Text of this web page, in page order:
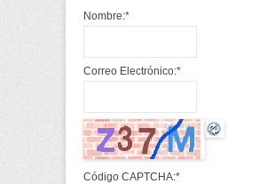
Nombre:*
Correo Electrónico:*
Código CAPTCHA:*